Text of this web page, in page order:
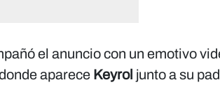
el anuncio con un emotivo
aparece Keyrol junto a su